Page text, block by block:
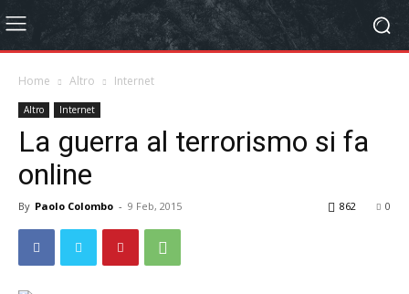
Home Altro Internet
Altro Internet
La guerra al terrorismo si fa
online
By Paolo Colombo - 9 Feb, 2015 0
862